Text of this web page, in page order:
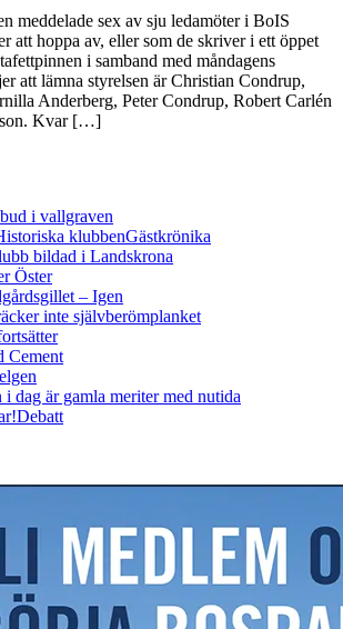
meddelade sex av sju ledamöter i BoIS
att hoppa av, eller som de skriver i ett öppet
i samband med måndagens
att lämna styrelsen är Christian Condrup,
Anderberg, Peter Condrup, Robert Carlén
Kvar […]
i vallgraven
klubbenGästkrönika
bildad i Landskrona
Öster
– Igen
inte självberömplanket
Cement
i dag är gamla meriter med nutida
Debatt